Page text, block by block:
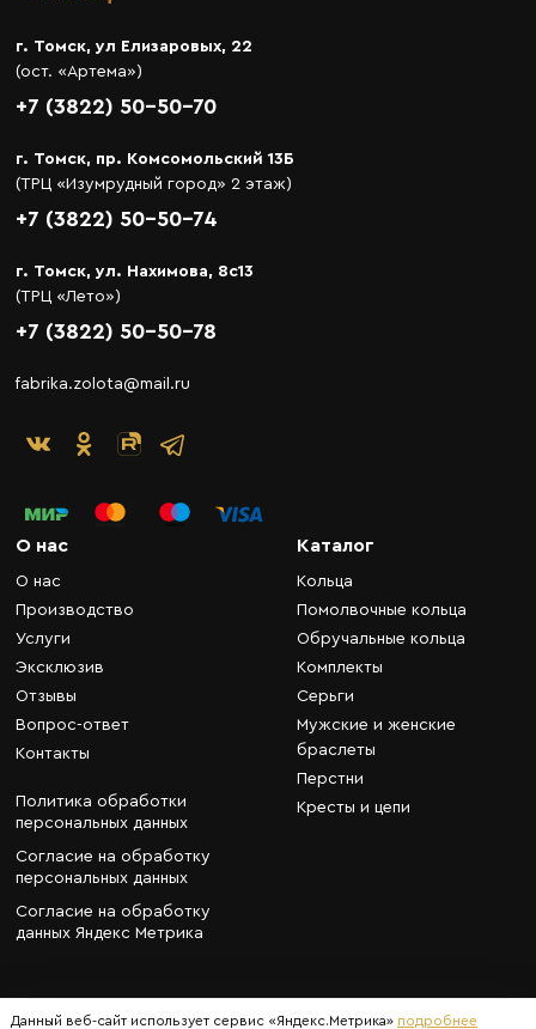
г. Томск, ул Елизаровых, 22
(ост. «Артема»)
+7 (3822) 50-50-70
г. Томск, пр. Комсомольский 13Б
(ТРЦ «Изумрудный город» 2 этаж)
+7 (3822) 50-50-74
г. Томск, ул. Нахимова, 8с13
(ТРЦ «Лето»)
+7 (3822) 50-50-78
fabrika.zolota@mail.ru
О нас
О нас
Производство
Услуги
Эксклюзив
Отзывы
Вопрос-ответ
Контакты
Политика обработки
персональных данных
Согласие на обработку
персональных данных
Согласие на обработку
данных Яндекс Метрика
Каталог
Кольца
Помолвочные кольца
Обручальные кольца
Комплекты
Серьги
Мужские и женские
браслеты
Перстни
Кресты и цепи
Данный веб-сайт использует сервис «Яндекс.Метрика» подробнее